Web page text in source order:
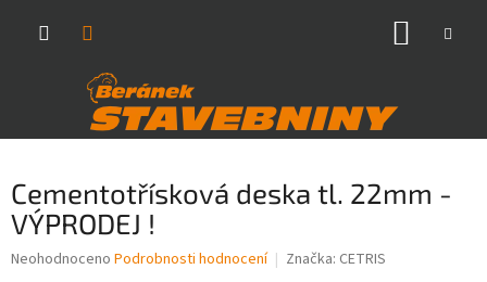
Cementotřísková deska tl. 22mm -
VÝPRODEJ !
Průměrné
Neohodnoceno Podrobnosti hodnocení Značka: CETRIS